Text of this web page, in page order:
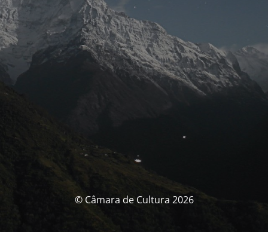
© Câmara de Cultura 2026